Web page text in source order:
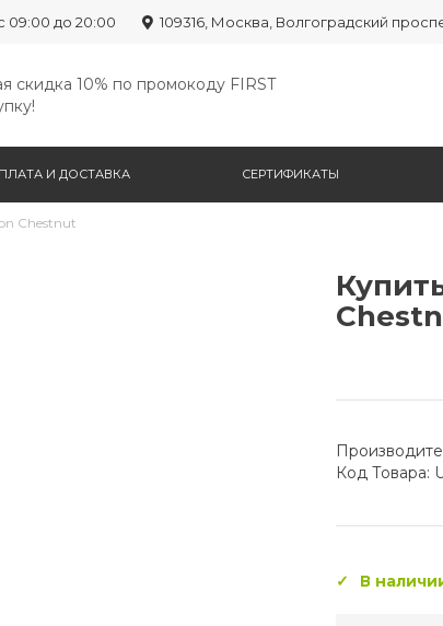
09:00 до 20:00 109316, Москва, Волгоградский
скидка 10% по промокоду FIRST
И ДОСТАВКА СЕРТИФИКАТЫ
Chestnut
Код Товара:
В